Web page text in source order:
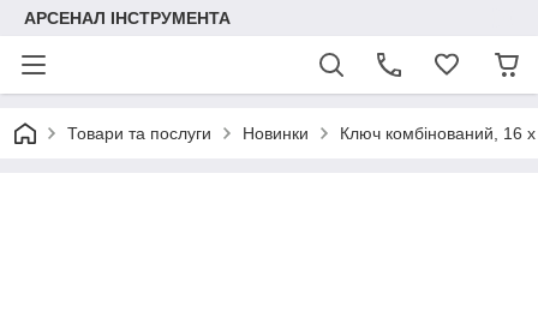
АРСЕНАЛ ІНСТРУМЕНТА
Товари та послуги Новинки Ключ комбінований, 16